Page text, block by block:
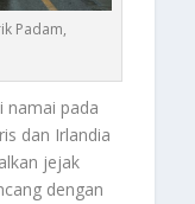
Padam,
namai pada
dan Irlandia
jejak
dengan